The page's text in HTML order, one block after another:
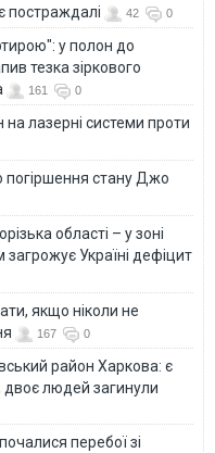
постраждалі
42 0
у полон до
тезка зіркового
161 0
лазерні системи проти
погіршення стану Джо
області – у зоні
Україні дефіцит
якщо ніколи не
167 0
район Харкова: є
двоє людей загинули
перебої зі